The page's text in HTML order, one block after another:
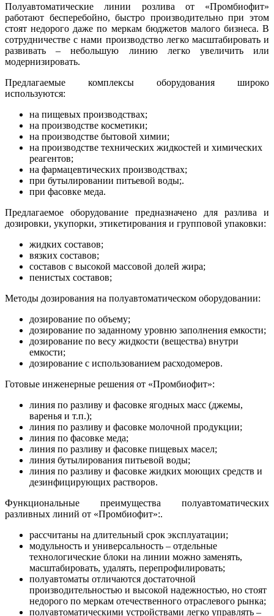
Полуавтоматические линии розлива от «Промбиофит»
работают бесперебойно, быстро производительно при этом
стоят недорого даже по меркам бюджетов малого бизнеса. В
сотрудничестве с нами производство легко масштабировать и
развивать – небольшую линию легко увеличить или
модернизировать.
Предлагаемые комплексы оборудования широко
используются:
на пищевых производствах;
на производстве косметики;
на производстве бытовой химии;
на производстве технических жидкостей и химических
реагентов;
на фармацевтических производствах;
при бутылировании питьевой воды;.
при фасовке меда.
Предлагаемое оборудование предназначено для разлива и
дозировки, укупорки, этикетирования и групповой упаковки:
жидких составов;
вязких составов;
составов с высокой массовой долей жира;
пенистых составов;
Методы дозирования на полуавтоматическом оборудовании:
дозирование по объему;
дозирование по заданному уровню заполнения емкости;
дозирование по весу жидкости (вещества) внутри
емкости;
дозирование с использованием расходомеров.
Готовые инженерные решения от «Промбиофит»:
линия по разливу и фасовке ягодных масс (джемы,
варенья и т.п.);
линия по разливу и фасовке молочной продукции;
линия по фасовке меда;
линия по разливу и фасовке пищевых масел;
линия бутылирования питьевой воды;
линия по разливу и фасовке жидких моющих средств и
дезинфицирующих растворов.
Функциональные преимущества полуавтоматических
разливных линий от «Промбиофит»:.
рассчитаны на длительный срок эксплуатации;
модульность и универсальность – отдельные
технологические блоки на линии можно заменять,
масштабировать, удалять, перепрофилировать;
полуавтоматы отличаются достаточной
производительностью и высокой надежностью, но стоят
недорого по меркам отечественного отраслевого рынка;
полуавтоматическими устройствами легко управлять –